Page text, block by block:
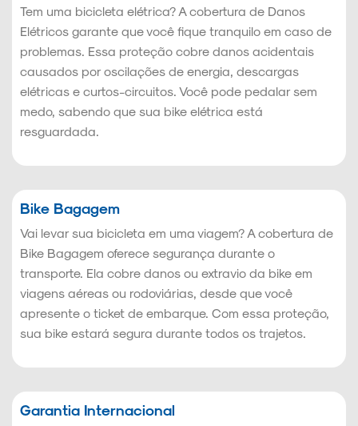
Tem uma bicicleta elétrica? A cobertura de Danos
Elétricos garante que você fique tranquilo em caso de
problemas. Essa proteção cobre danos acidentais
causados por oscilações de energia, descargas
elétricas e curtos-circuitos. Você pode pedalar sem
medo, sabendo que sua bike elétrica está
resguardada.
Bike Bagagem
Vai levar sua bicicleta em uma viagem? A cobertura de
Bike Bagagem oferece segurança durante o
transporte. Ela cobre danos ou extravio da bike em
viagens aéreas ou rodoviárias, desde que você
apresente o ticket de embarque. Com essa proteção,
sua bike estará segura durante todos os trajetos.
Garantia Internacional